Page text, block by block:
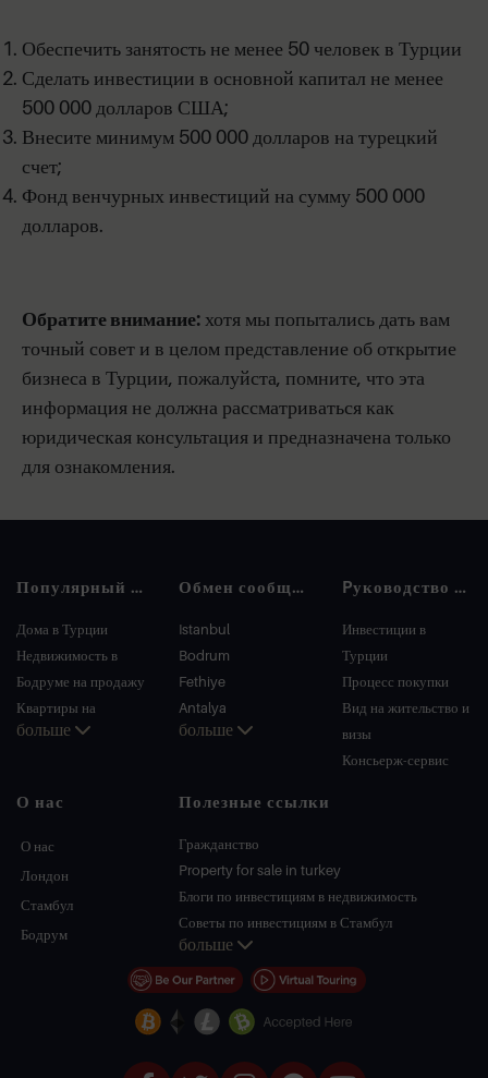
Обеспечить занятость не менее 50 человек в Турции
Сделать инвестиции в основной капитал не менее
500 000 долларов США;
Внесите минимум 500 000 долларов на турецкий
счет;
Фонд венчурных инвестиций на сумму 500 000
долларов.
Обратите внимание:хотя мы попытались дать вам
точный совет и в целом представление об открытие
бизнеса в Турции, пожалуйста, помните, что эта
информация не должна рассматриваться как
юридическая консультация и предназначена только
для ознакомления.
Популярный поиск
Дома в Турции
Недвижимость в
Бодруме на продажу
Квартиры на
продажу в Стамбуле
Квартиры на
продажу в Анталии
больше
Обмен сообщениями
Istanbul
Bodrum
Fethiye
Antalya
Kalkan
Bursa
Gocek
Side
Kemer
Dalyan
Izmir
Belek
больше
Pуководство покупателя
Инвестиции в
Турции
Процесс покупки
Вид на жительство и
визы
Консьерж-сервис
О нас
О нас
Лондон
Стамбул
Бодрум
Полезные ссылки
Гражданство
Property for sale in turkey
Блоги по инвестициям в недвижимость
Советы по инвестициям в Стамбул
Управление PT
Стамбул Инвестиции Недвижимость
Недвижимость со скидкой
больше